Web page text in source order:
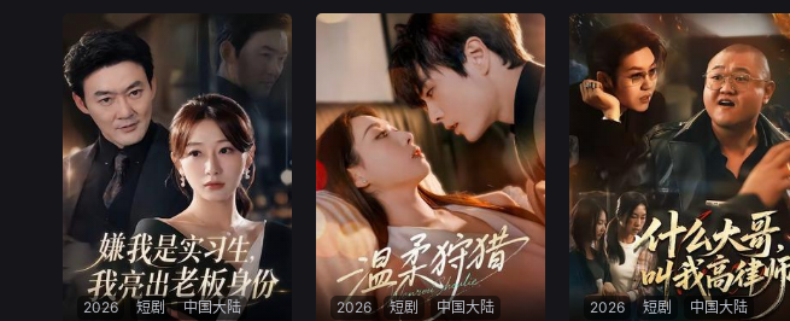
2026 短剧 中国大陆 2026 短剧 中国大陆 2026 短剧 中国大陆